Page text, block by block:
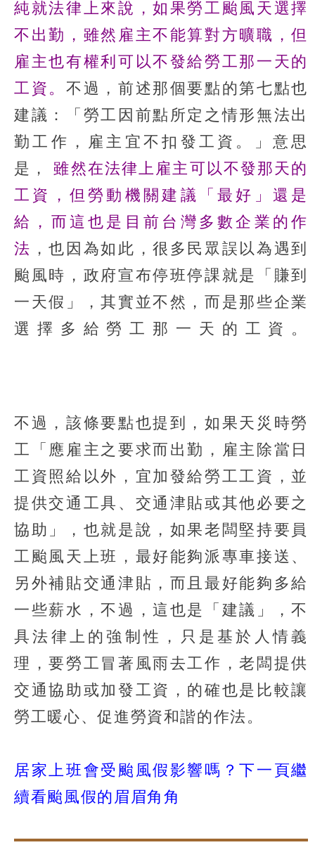
純就法律上來說，如果勞工颱風天選擇
不出勤，雖然雇主不能算對方曠職，但
雇主也有權利可以不發給勞工那一天的
工資。 不過，前述那個要點的第七點也
建議：「勞工因前點所定之情形無法出
勤工作，雇主宜不扣發工資。」意思
是， 雖然在法律上雇主可以不發那天的
工資，但勞動機關建議「最好」還是
給，而這也是目前台灣多數企業的作
法 ，也因為如此，很多民眾誤以為遇到
颱風時，政府宣布停班停課就是「賺到
一天假」，其實並不然，而是那些企業
選擇多給勞工那一天的工資。
不過，該條要點也提到，如果天災時勞
工「應雇主之要求而出勤，雇主除當日
工資照給以外，宜加發給勞工工資，並
提供交通工具、交通津貼或其他必要之
協助」，也就是說，如果老闆堅持要員
工颱風天上班，最好能夠派專車接送、
另外補貼交通津貼，而且最好能夠多給
一些薪水，不過，這也是「建議」，不
具法律上的強制性，只是基於人情義
理，要勞工冒著風雨去工作，老闆提供
交通協助或加發工資，的確也是比較讓
勞工暖心、促進勞資和諧的作法。
居家上班會受颱風假影響嗎？下一頁繼
續看颱風假的眉眉角角